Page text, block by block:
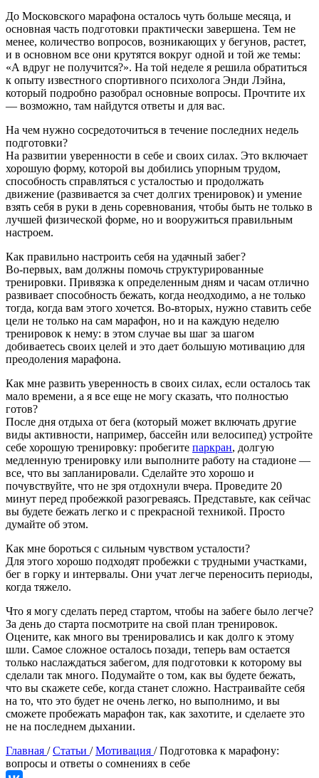
До Московского марафона осталось чуть больше месяца, и
основная часть подготовки практически завершена. Тем не
менее, количество вопросов, возникающих у бегунов, растет,
и в основном все они крутятся вокруг одной и той же темы:
«А вдруг не получится?». На той неделе я решила обратиться
к опыту известного спортивного психолога Энди Лэйна,
который подробно разобрал основные вопросы. Прочтите их
— возможно, там найдутся ответы и для вас.
На чем нужно сосредоточиться в течение последних недель
подготовки?
На развитии уверенности в себе и своих силах. Это включает
хорошую форму, которой вы добились упорным трудом,
способность справляться с усталостью и продолжать
движение (развивается за счет долгих тренировок) и умение
взять себя в руки в день соревнования, чтобы быть не только в
лучшей физической форме, но и вооружиться правильным
настроем.
Как правильно настроить себя на удачный забег?
Во-первых, вам должны помочь структурированные
тренировки. Привязка к определенным дням и часам отлично
развивает способность бежать, когда неодходимо, а не только
тогда, когда вам этого хочется. Во-вторых, нужно ставить себе
цели не только на сам марафон, но и на каждую неделю
тренировок к нему: в этом случае вы шаг за шагом
добиваетесь своих целей и это дает большую мотивацию для
преодоления марафона.
Как мне развить уверенность в своих силах, если осталось так
мало времени, а я все еще не могу сказать, что полностью
готов?
После дня отдыха от бега (который может включать другие
виды активности, например, бассейн или велосипед) устройте
себе хорошую тренировку: пробегите паркран, долгую
медленную тренировку или выполните работу на стадионе —
все, что вы запланировали. Сделайте это хорошо и
почувствуйте, что не зря отдохнули вчера. Проведите 20
минут перед пробежкой разогреваясь. Представьте, как сейчас
вы будете бежать легко и с прекрасной техникой. Просто
думайте об этом.
Как мне бороться с сильным чувством усталости?
Для этого хорошо подходят пробежки с трудными участками,
бег в горку и интервалы. Они учат легче переносить периоды,
когда тяжело.
Что я могу сделать перед стартом, чтобы на забеге было легче?
За день до старта посмотрите на свой план тренировок.
Оцените, как много вы тренировались и как долго к этому
шли. Самое сложное осталось позади, теперь вам остается
только наслаждаться забегом, для подготовки к которому вы
сделали так много. Подумайте о том, как вы будете бежать,
что вы скажете себе, когда станет сложно. Настраивайте себя
на то, что это будет не очень легко, но выполнимо, и вы
сможете пробежать марафон так, как захотите, и сделаете это
не на последнем дыхании.
Главная /Статьи /Мотивация /Подготовка к марафону:
вопросы и ответы о сомнениях в себе